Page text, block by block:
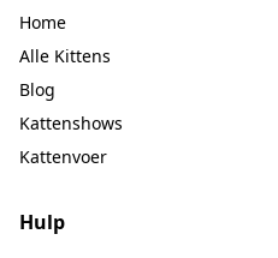
Home
Alle Kittens
Blog
Kattenshows
Kattenvoer
Hulp